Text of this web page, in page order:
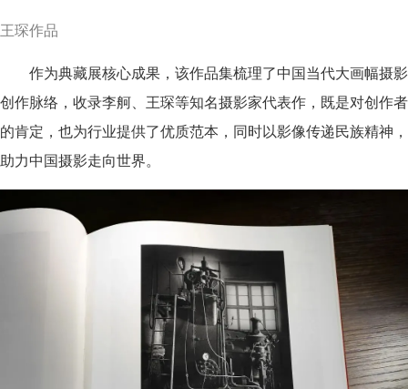
王琛作品
作为典藏展核心成果，该作品集梳理了中国当代大画幅摄影
创作脉络，收录李舸、王琛等知名摄影家代表作，既是对创作者
的肯定，也为行业提供了优质范本，同时以影像传递民族精神，
助力中国摄影走向世界。